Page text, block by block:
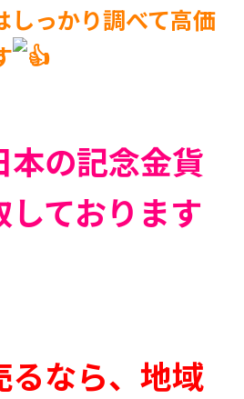
しっかり調べて高価
本の記念金貨
しております
るなら、地域